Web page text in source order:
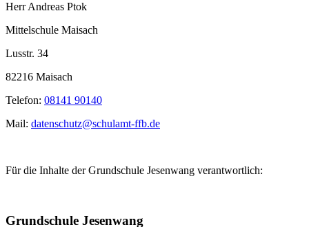
Herr Andreas Ptok
Mittelschule Maisach
Lusstr. 34
82216 Maisach
Telefon: 08141 90140
Mail: datenschutz@schulamt-ffb.de
Für die Inhalte der Grundschule Jesenwang verantwortlich:
Grundschule Jesenwang